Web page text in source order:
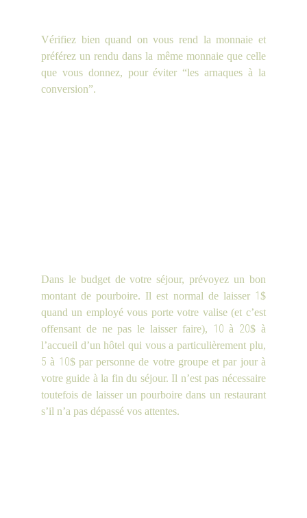
Vérifiez bien quand on vous rend la monnaie et
préférez un rendu dans la même monnaie que celle
que vous donnez, pour éviter “les arnaques à la
conversion”.
Dans le budget de votre séjour, prévoyez un bon
montant de pourboire. Il est normal de laisser 1$
quand un employé vous porte votre valise (et c’est
offensant de ne pas le laisser faire),
10 à 20$ à
l’accueil d’un hôtel qui vous a particulièrement plu,
5 à 10$ par personne de votre groupe et par jour à
votre guide à la fin du séjour. Il n’est pas nécessaire
toutefois de laisser un pourboire dans un restaurant
s’il n’a pas dépassé vos attentes.